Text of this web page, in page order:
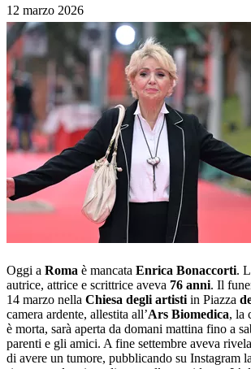
12 marzo 2026
Oggi a Roma è mancata Enrica Bonaccorti.
autrice, attrice e scrittrice aveva 76 anni. Il
14 marzo nella Chiesa degli artisti in Piazza
camera ardente, allestita all’Ars Biomedica, la
è morta, sarà aperta da domani mattina fino a
parenti e gli amici. A fine settembre aveva
di avere un tumore, pubblicando su Instagram